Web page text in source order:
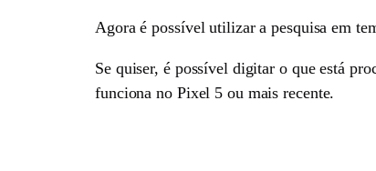
Agora é possível utilizar a pesquisa em
Se quiser, é possível digitar o que está
funciona no Pixel 5 ou mais recente.